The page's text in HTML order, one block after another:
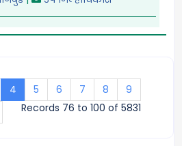
4 5 6 7 8
9
Records 76 to 100 of 5831